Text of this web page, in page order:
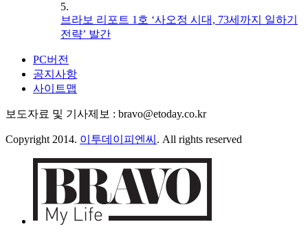
5.
브라보 리포트 1호 ‘사오정 시대, 73세까지 일하기
전략’ 발간
PC버전
공지사항
사이트맵
보도자료 및 기사제보 : bravo@etoday.co.kr
Copyright 2014. 이투데이피엔씨 . All rights reserved